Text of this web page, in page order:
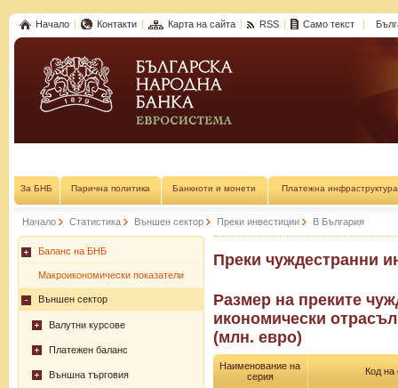
Начало Контакти Карта на сайта RSS Само текст
За БНБ Парична политика Банкноти и монети Платежна инфраструктура
Начало Статистика Външен сектор Преки инвестиции В България
Баланс на БНБ
Макроикономически показатели
Външен сектор
Валутни курсове
Платежен баланс
Външна търговия
Преки чуждестранни
Размер на преките
икономически
(млн. евро)
Наименование на
серия
Код на